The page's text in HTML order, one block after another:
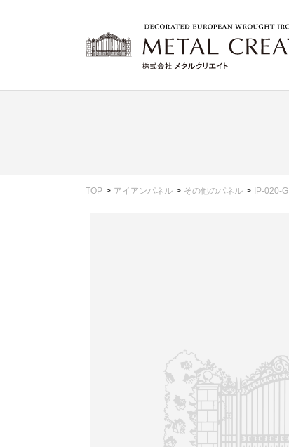
TOP アイアンパネル その他のパネル IP-020-G